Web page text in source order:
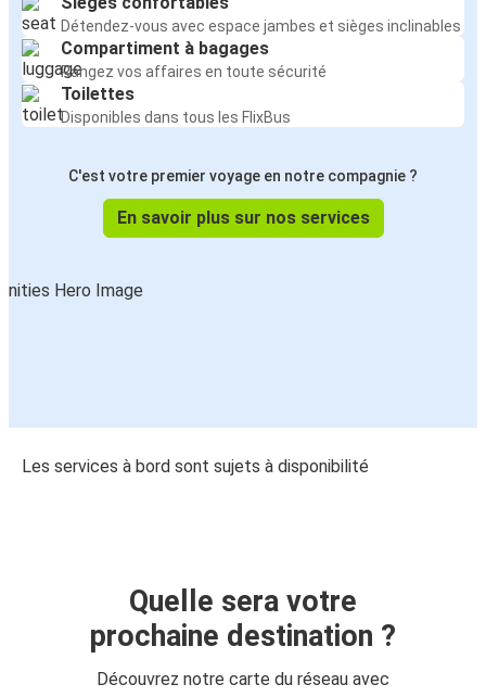
Détendez-vous avec espace jambes et sièges inclinables
Compartiment à bagages
Rangez vos affaires en toute sécurité
Toilettes
Disponibles dans tous les FlixBus
C'est votre premier voyage en notre compagnie ?
En savoir plus sur nos services
Les services à bord sont sujets à disponibilité
Quelle sera votre
prochaine destination ?
Découvrez notre carte du réseau avec